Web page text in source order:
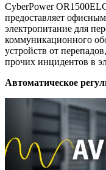
CyberPower
предоставляет
электропитание для
коммуникационного
устройств от
прочих инцидентов в
Автоматическое